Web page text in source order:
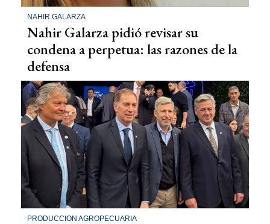
NAHIR GALARZA
Nahir Galarza pidió revisar su
condena a perpetua: las razones de la
defensa
PRODUCCION AGROPECUARIA